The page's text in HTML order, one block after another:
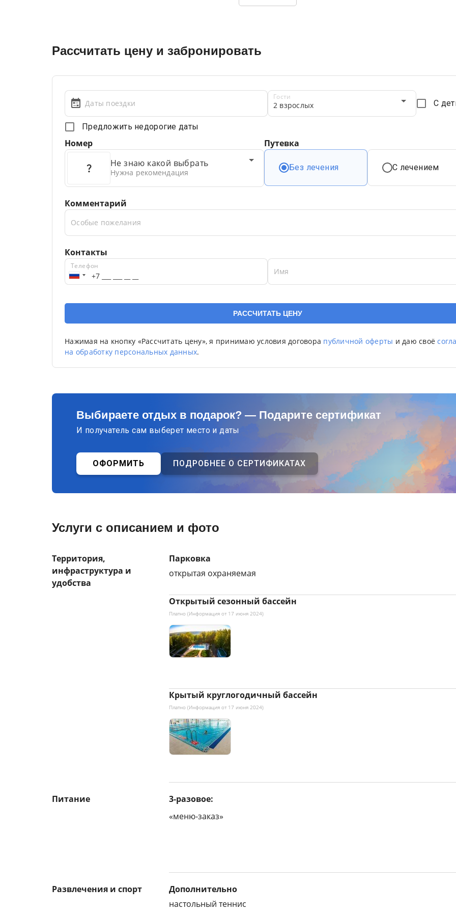
Рассчитать цену и забронировать
Даты поездки
Предложить недорогие даты
Гости
2 взрослых С
Номер
Не знаю какой выбрать
Нужна рекомендация
Путевка
Без лечения С лечением
Комментарий
Особые пожелания
Контакты
Телефон
Имя
Нажимая на кнопку «Рассчитать цену», я принимаю условия договора публичной оферты и даю своё
на обработку персональных данных.
Выбираете отдых в подарок? — Подарите сертификат
И получатель сам выберет место и даты
ОФОРМИТЬ ПОДРОБНЕЕ О СЕРТИФИКАТАХ
Услуги с описанием и фото
Территория,
инфраструктура и
удобства
Парковка
открытая охраняемая
Открытый сезонный бассейн
Платно (Информация от 17 июня 2024)
Крытый круглогодичный бассейн
Платно (Информация от 17 июня 2024)
Питание
3-разовое:
«меню-заказ»
Развлечения и спорт
Дополнительно
настольный теннис